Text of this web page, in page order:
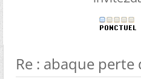
Re : abaque perte